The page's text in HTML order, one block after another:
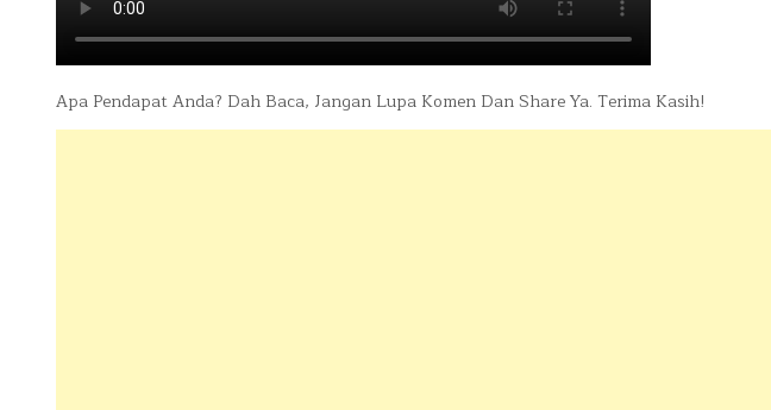
Apa Pendapat Anda? Dah Baca, Jangan Lupa Komen Dan Share Ya. Terima Kasih!